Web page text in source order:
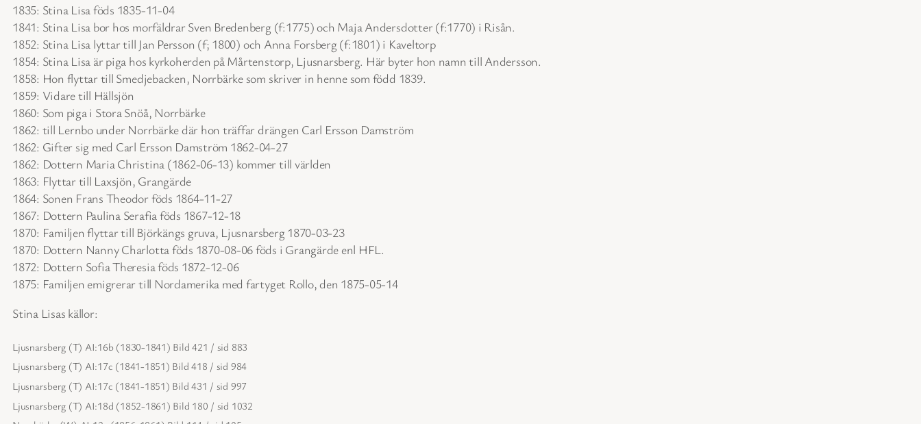
1835: Stina Lisa föds 1835-11-04
1841: Stina Lisa bor hos morfäldrar Sven Bredenberg (f:1775) och Maja Andersdotter (f:1770) i Risån.
1852: Stina Lisa lyttar till Jan Persson (f; 1800) och Anna Forsberg (f:1801) i Kaveltorp
1854: Stina Lisa är piga hos kyrkoherden på Mårtenstorp, Ljusnarsberg. Här byter hon namn till Andersson.
1858: Hon flyttar till Smedjebacken, Norrbärke som skriver in henne som född 1839.
1859: Vidare till Hällsjön
1860: Som piga i Stora Snöå, Norrbärke
1862: till Lernbo under Norrbärke där hon träffar drängen Carl Ersson Damström
1862: Gifter sig med Carl Ersson Damström 1862-04-27
1862: Dottern Maria Christina (1862-06-13) kommer till världen
1863: Flyttar till Laxsjön, Grangärde
1864: Sonen Frans Theodor föds 1864-11-27
1867: Dottern Paulina Serafia föds 1867-12-18
1870: Familjen flyttar till Björkängs gruva, Ljusnarsberg 1870-03-23
1870: Dottern Nanny Charlotta föds 1870-08-06 föds i Grangärde enl HFL.
1872: Dottern Sofia Theresia föds 1872-12-06
1875: Familjen emigrerar till Nordamerika med fartyget Rollo, den 1875-05-14
Stina Lisas källor:
Ljusnarsberg (T) AI:16b (1830-1841) Bild 421 / sid 883
Ljusnarsberg (T) AI:17c (1841-1851) Bild 418 / sid 984
Ljusnarsberg (T) AI:17c (1841-1851) Bild 431 / sid 997
Ljusnarsberg (T) AI:18d (1852-1861) Bild 180 / sid 1032